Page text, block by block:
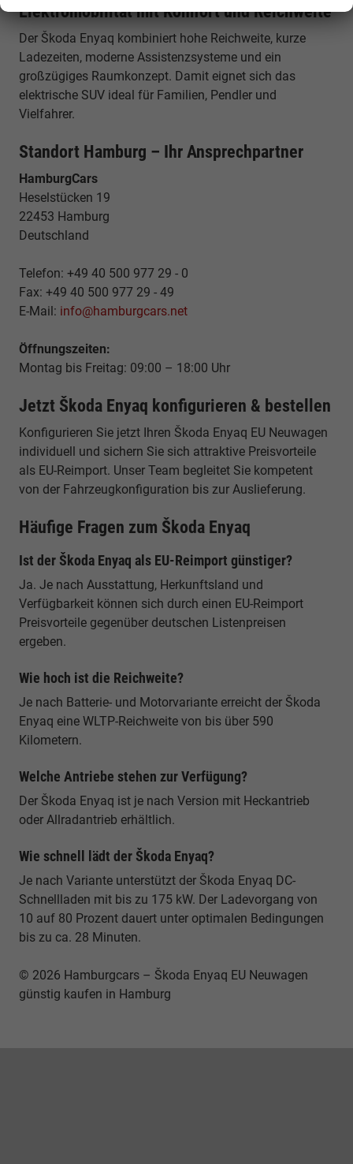
Elektromobilität mit Komfort und Reichweite
Der Škoda Enyaq kombiniert hohe Reichweite, kurze
Ladezeiten, moderne Assistenzsysteme und ein
großzügiges Raumkonzept. Damit eignet sich das
elektrische SUV ideal für Familien, Pendler und
Vielfahrer.
Standort Hamburg – Ihr Ansprechpartner
HamburgCars
Heselstücken 19
22453 Hamburg
Deutschland
Telefon: +49 40 500 977 29 - 0
Fax: +49 40 500 977 29 - 49
E-Mail: info@hamburgcars.net
Öffnungszeiten:
Montag bis Freitag: 09:00 – 18:00 Uhr
Jetzt Škoda Enyaq konfigurieren & bestellen
Konfigurieren Sie jetzt Ihren Škoda Enyaq EU Neuwagen
individuell und sichern Sie sich attraktive Preisvorteile
als EU-Reimport. Unser Team begleitet Sie kompetent
von der Fahrzeugkonfiguration bis zur Auslieferung.
Häufige Fragen zum Škoda Enyaq
Ist der Škoda Enyaq als EU-Reimport günstiger?
Ja. Je nach Ausstattung, Herkunftsland und
Verfügbarkeit können sich durch einen EU-Reimport
Preisvorteile gegenüber deutschen Listenpreisen
ergeben.
Wie hoch ist die Reichweite?
Je nach Batterie- und Motorvariante erreicht der Škoda
Enyaq eine WLTP-Reichweite von bis über 590
Kilometern.
Welche Antriebe stehen zur Verfügung?
Der Škoda Enyaq ist je nach Version mit Heckantrieb
oder Allradantrieb erhältlich.
Wie schnell lädt der Škoda Enyaq?
Je nach Variante unterstützt der Škoda Enyaq DC-
Schnellladen mit bis zu 175 kW. Der Ladevorgang von
10 auf 80 Prozent dauert unter optimalen Bedingungen
bis zu ca. 28 Minuten.
© 2026 Hamburgcars – Škoda Enyaq EU Neuwagen
günstig kaufen in Hamburg